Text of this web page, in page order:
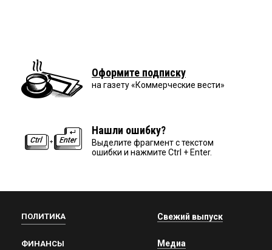
Оформите подписку
на газету «Коммерческие вести»
Нашли ошибку?
Выделите фрагмент с текстом
ошибки и нажмите Ctrl + Enter.
ПОЛИТИКА
ФИНАНСЫ
Свежий выпуск
Медиа